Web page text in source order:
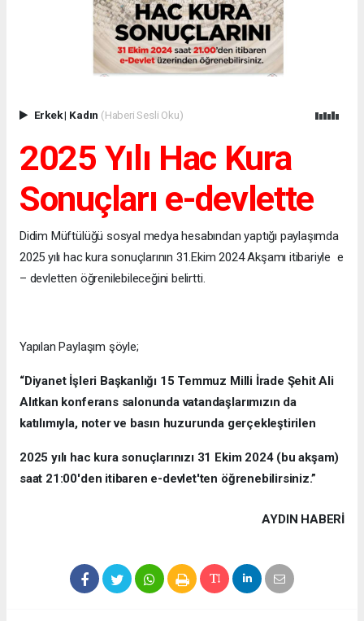
Erkek| Kadın (Haberi Sesli Oku)
2025 Yılı Hac Kura
Sonuçları e-devlette
Didim Müftülüğü sosyal medya hesabından yaptığı paylaşımda
2025 yılı hac kura sonuçlarının 31.Ekim 2024 Akşamı itibariyle e
– devletten öğrenilebileceğini belirtti.
Yapılan Paylaşım şöyle;
“Diyanet İşleri Başkanlığı 15 Temmuz Milli İrade Şehit Ali
Alıtkan konferans salonunda vatandaşlarımızın da
katılımıyla, noter ve basın huzurunda gerçekleştirilen
2025 yılı hac kura sonuçlarınızı 31 Ekim 2024 (bu akşam)
saat 21:00'den itibaren e-devlet'ten öğrenebilirsiniz.”
AYDIN HABERİ